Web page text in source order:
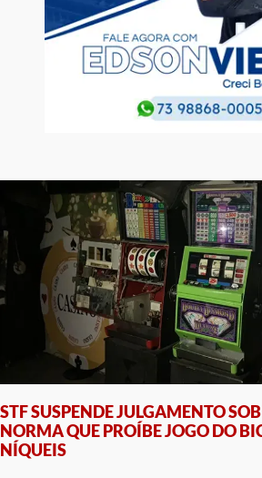
STF SUSPENDE JULGAMENTO
NORMA QUE PROÍBE JOGO DO
NÍQUEIS